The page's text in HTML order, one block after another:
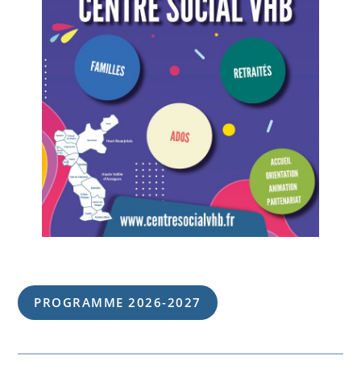
PROGRAMME 2026-2027